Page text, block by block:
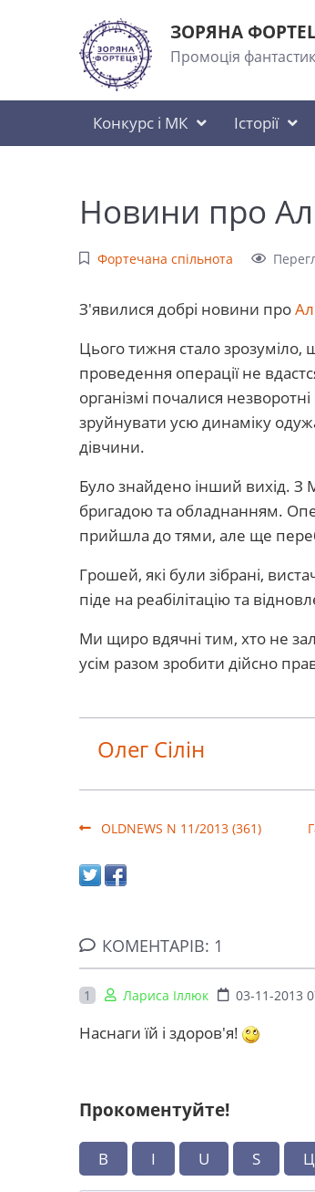
ЗОРЯНА
Промоція
Конкурс і МК Історії
Новини про
Фортечана спільнота
З'явилися добрі новини про
Цього тижня стало
проведення операції не
організмі почалися
зруйнувати усю динаміку
дівчини.
Було знайдено інший вихід. З
бригадою та обладнанням.
прийшла до тями, але ще
Грошей, які були зібрані,
піде на реабілітацію та
Ми щиро вдячні тим, хто не
усім разом зробити дійсно
Олег Сілін
OLDNEWS N 11/2013 (361)
КОМЕНТАРІВ: 1
1 Лариса Іллюк 03-11-2013
Наснаги їй і здоров'я!
Прокоментуйте!
B I U S